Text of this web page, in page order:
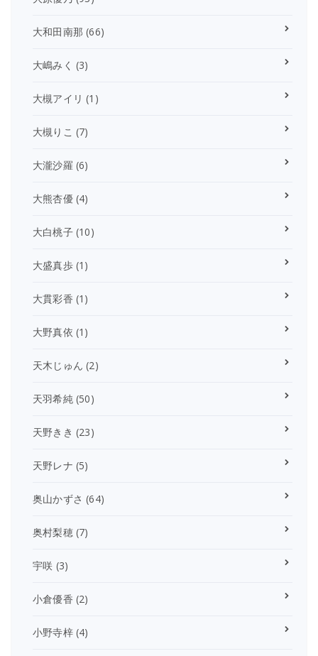
大和田南那 (66)
大嶋みく (3)
大槻アイリ (1)
大槻りこ (7)
大瀧沙羅 (6)
大熊杏優(4)
大白桃子(10)
大盛真歩(1)
大貫彩香 (1)
大野真依 (1)
天木じゅん (2)
天羽希純(50)
天野きき (23)
天野レナ (5)
奥山かずさ (64)
奥村梨穂(7)
宇咲 (3)
小倉優香 (2)
小野寺梓(4)